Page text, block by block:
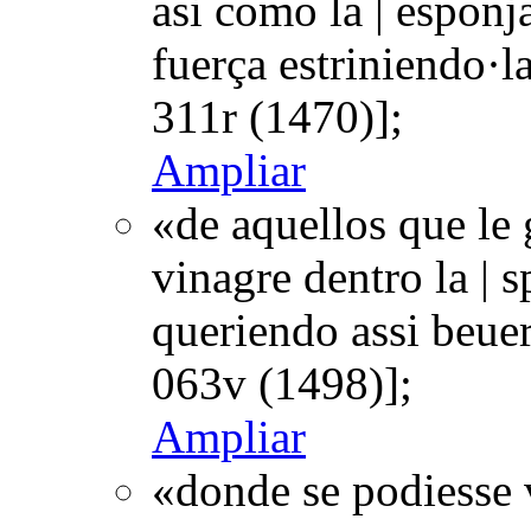
fuerça
311r (1470)];
Ampliar
«de aquellos que
vinagre dentro la |
queriendo assi
063v (1498)];
Ampliar
«donde se